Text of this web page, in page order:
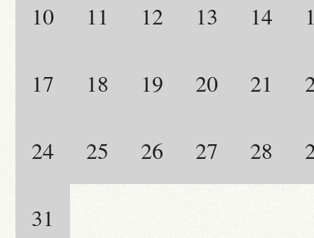
10 11 12 13 14
17 18 19 20 21
24 25 26 27 28
31